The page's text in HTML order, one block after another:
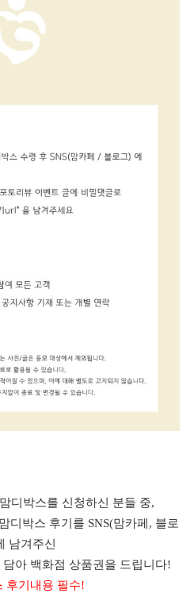
디박스를 신청하신 분들 중,
디박스 후기를 SNS(맘카페, 블로
남겨주신
아 백화점 상품권을 드립니다!
후기내용 필수!